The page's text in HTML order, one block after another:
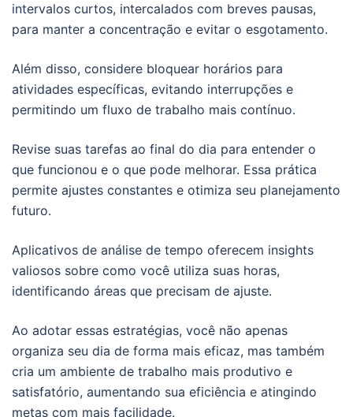
intervalos curtos, intercalados com breves pausas,
para manter a concentração e evitar o esgotamento.
Além disso, considere bloquear horários para
atividades específicas, evitando interrupções e
permitindo um fluxo de trabalho mais contínuo.
Revise suas tarefas ao final do dia para entender o
que funcionou e o que pode melhorar. Essa prática
permite ajustes constantes e otimiza seu planejamento
futuro.
Aplicativos de análise de tempo oferecem insights
valiosos sobre como você utiliza suas horas,
identificando áreas que precisam de ajuste.
Ao adotar essas estratégias, você não apenas
organiza seu dia de forma mais eficaz, mas também
cria um ambiente de trabalho mais produtivo e
satisfatório, aumentando sua eficiência e atingindo
metas com mais facilidade.